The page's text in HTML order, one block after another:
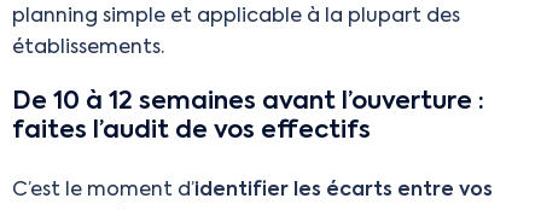
planning simple et applicable à la plupart des
établissements.
De 10 à 12 semaines avant l’ouverture :
faites l’audit de vos effectifs
C’est le moment d’identifier les écarts entre vos